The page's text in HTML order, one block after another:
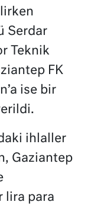
Serdar
Teknik
FK
ise bir
ihlaller
Gaziantep
lira para